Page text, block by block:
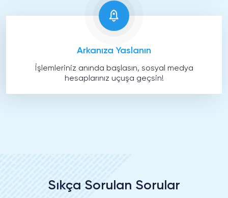
Arkanıza Yaslanın
İşlemleriniz anında başlasın, sosyal medya
hesaplarınız uçuşa geçsin!
Sıkça Sorulan Sorular